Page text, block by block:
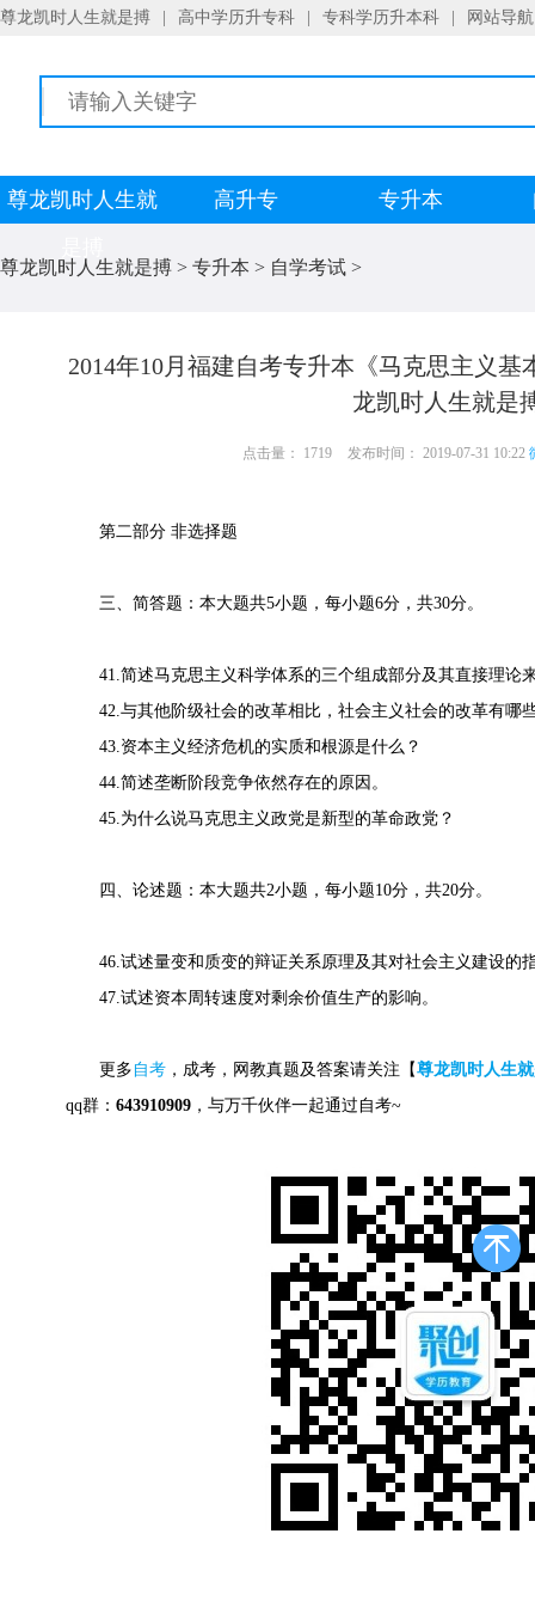
尊龙凯时人生就是搏 高中学历升专科 专科学历升本科 网站导航
尊龙凯时人生就
高升专 专升本
尊龙凯时人生就是搏 > 专升本 > 自学考试 >
2014年10月福建自考专升本《马克思主义
龙凯时人生就是
点击量： 1719 发布时间： 2019-07-31 10:22
第二部分 非选择题
三、简答题：本大题共5小题，每小题6分，共30分。
41.简述马克思主义科学体系的三个组成部分及其直接理论
42.与其他阶级社会的改革相比，社会主义社会的改革有哪
43.资本主义经济危机的实质和根源是什么？
44.简述垄断阶段竞争依然存在的原因。
45.为什么说马克思主义政党是新型的革命政党？
四、论述题：本大题共2小题，每小题10分，共20分。
46.试述量变和质变的辩证关系原理及其对社会主义建设的
47.试述资本周转速度对剩余价值生产的影响。
更多 自考 ，成考，网教真题及答案请关注【尊龙凯时人生
qq群： 643910909 ，与万千伙伴一起通过自考~